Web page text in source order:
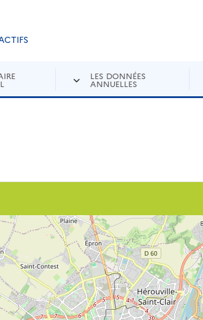
LES DONNÉES
ANNUELLES